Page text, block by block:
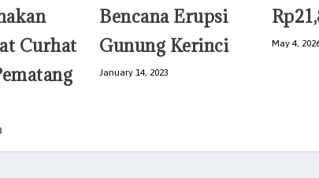
Curhat
Bencana Erupsi
Gunung Kerinci
January 14, 2023
May 4,